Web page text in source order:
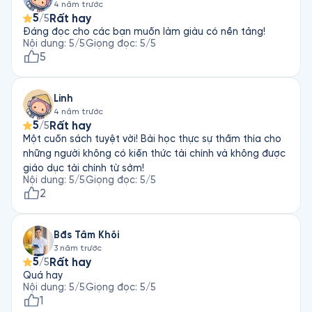
nghe.
4 năm trước
5/5 Rất hay
Đáng đọc cho các bạn muốn làm giàu có nền tảng!
Nội dung: 5/5Giọng đọc: 5/5
5
Linh
4 năm trước
5/5 Rất hay
Một cuốn sách tuyệt vời! Bài học thực sự thấm thía cho
những người không có kiến thức tài chính và không được
giáo dục tài chính từ sớm!
Nội dung: 5/5Giọng đọc: 5/5
2
Bđs Tâm Khôi
3 năm trước
5/5 Rất hay
Quá hay
Nội dung: 5/5Giọng đọc: 5/5
1